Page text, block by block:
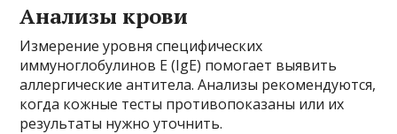
Анализы крови
Измерение уровня специфических
иммуноглобулинов E (IgE) помогает выявить
аллергические антитела. Анализы рекомендуются,
когда кожные тесты противопоказаны или их
результаты нужно уточнить.